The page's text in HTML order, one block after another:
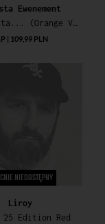
Ewenement
Taka płyta... (Orange Vinyl)
| 109,99 PLN
NIEDOSTĘPNY
Liroy
25 Edition Red